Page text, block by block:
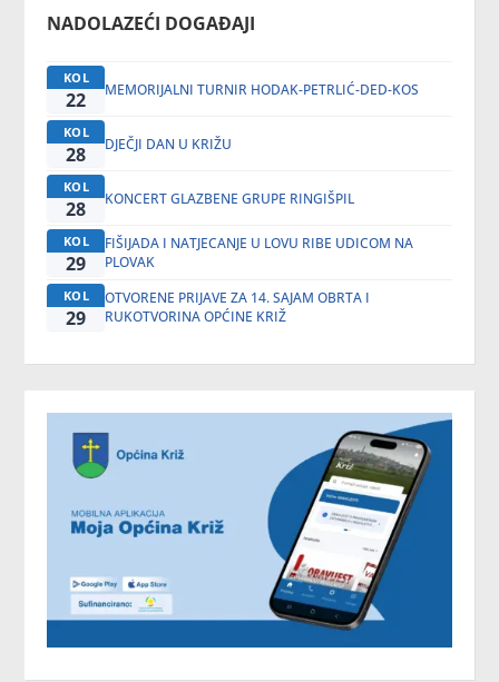
NADOLAZEĆI DOGAĐAJI
KOL
22 MEMORIJALNI TURNIR HODAK-PETRLIĆ-DED-KOS
KOL
28 DJEČJI DAN U KRIŽU
KOL
28 KONCERT GLAZBENE GRUPE RINGIŠPIL
KOL
29
FIŠIJADA I NATJECANJE U LOVU RIBE UDICOM NA
PLOVAK
KOL
29
OTVORENE PRIJAVE ZA 14. SAJAM OBRTA I
RUKOTVORINA OPĆINE KRIŽ